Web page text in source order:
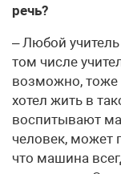
речь?
– Любой
том числе
возможно, тоже
хотел жить в
воспитывают
человек, может
что машина